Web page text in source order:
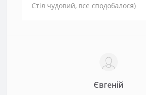
Стіл чудовий, все сподобалося)
Євгеній